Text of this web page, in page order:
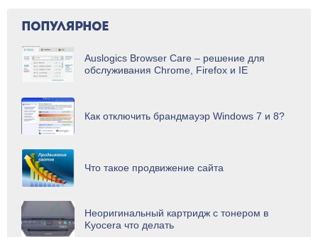
ПОПУЛЯРНОЕ
Auslogics Browser Care – решение для
обслуживания Chrome, Firefox и IE
Как отключить брандмауэр Windows 7 и 8?
Что такое продвижение сайта
Неоригинальный картридж с тонером в
Kyocera что делать